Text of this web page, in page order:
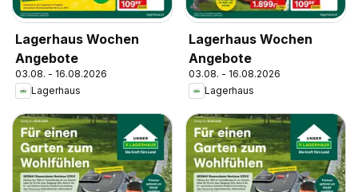
Lagerhaus Wochen
Angebote
03.08. - 16.08.2026
Lagerhaus
Lagerhaus Wochen
Angebote
03.08. - 16.08.2026
Lagerhaus